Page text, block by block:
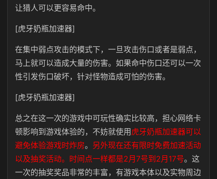
让猎人可以更容易命中。
[虎牙奶瓶加速器]
在集中弱点攻击的模式下，一旦攻击伤口或者是弱点，
马上就可以造成大量的伤害。如果命中伤口还可以一次
性引发伤口破坏，针对怪物造成可怕的伤害。
[虎牙奶瓶加速器]
总之在这一次的游戏中可玩性确实比较高，担心网络卡
顿影响到游戏体验的，不妨就使用 虎牙奶瓶加速器可以
避免体验游戏时炸房。 另外现在还有限时免费加速活动
以及抽奖活动。时间点一样都是2月7号到2月17号。这
一次的抽奖奖品非常的丰富，有游戏本体以及实物周边